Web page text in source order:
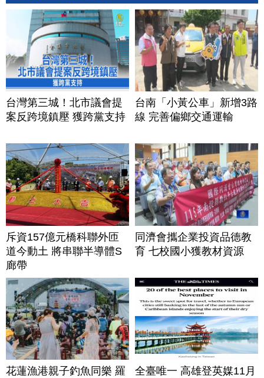
台灣第三城！北市議會提
案反跨境鎮壓 獲跨黨支持
台南「小黃公車」新增3路
線 完善偏鄉交通運輸
斥資157億元橋科聯外匝
道今動土 將串聯半導體S
廊帶
同濟會攜企業投資品德教
育 七校國小獲教材資源
花蓮漁港親子釣魚同樂 羅
全臺唯一 高雄登英媒11月